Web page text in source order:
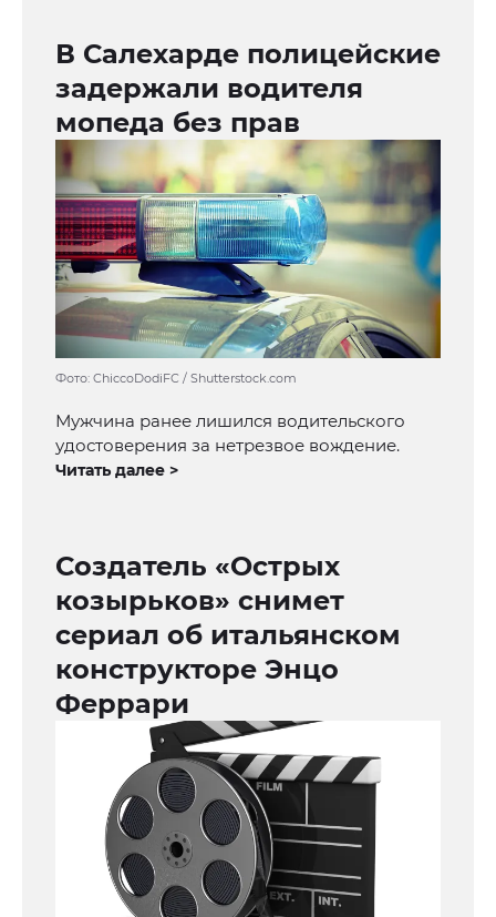
В Салехарде полицейские
задержали водителя
мопеда без прав
Фото: ChiccoDodiFC / Shutterstock.com
Мужчина ранее лишился водительского
удостоверения за нетрезвое вождение.
Читать далее >
Создатель «Острых
козырьков» снимет
сериал об итальянском
конструкторе Энцо
Феррари